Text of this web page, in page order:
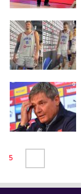
1
0
5